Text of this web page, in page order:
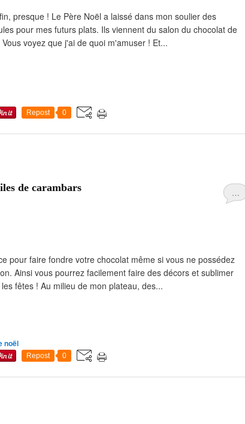
presque ! Le Père Noël a laissé dans mon soulier des
pour mes futurs plats. Ils viennent du salon du chocolat de
voyez que j'ai de quoi m'amuser ! Et...
Repost 0
…
de carambars
pour faire fondre votre chocolat même si vous ne possédez
Ainsi vous pourrez facilement faire des décors et sublimer
fêtes ! Au milieu de mon plateau, des...
noël
Repost 0